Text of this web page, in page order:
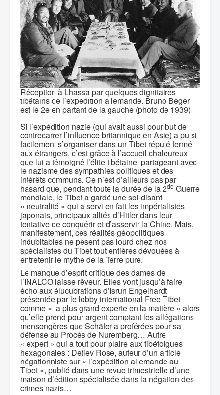
Réception à Lhassa par quelques dignitaires
tibétains de l’expédition allemande. Bruno Beger
est le 2e en partant de la gauche (photo de 1939)
Si l’expédition nazie (qui avait aussi pour but de
contrecarrer l’influence britannique en Asie) a pu si
facilement s’organiser dans un Tibet réputé fermé
aux étrangers, c’est grâce à l’accueil chaleureux
que lui a témoigné l’élite tibétaine, partageant avec
le nazisme des sympathies politiques et des
intérêts communs. Ce n’est d’ailleurs pas par
hasard que, pendant toute la durée de la 2de Guerre
mondiale, le Tibet a gardé une soi-disant
« neutralité » qui a servi en fait les impérialistes
japonais, principaux alliés d’Hitler dans leur
tentative de conquérir et d’asservir la Chine. Mais,
manifestement, ces réalités géopolitiques
indubitables ne pèsent pas lourd chez nos
spécialistes du Tibet tout entières dévouées à
entretenir le mythe de la Terre pure.
Le manque d’esprit critique des dames de
l’INALCO laisse rêveur. Elles vont jusqu’à faire
écho aux élucubrations d’Isrun Engelhardt
présentée par le lobby international Free Tibet
comme « la plus grand experte en la matière » alors
qu’elle prend pour argent comptant les allégations
mensongères que Schäfer a proférées pour sa
défense au Procès de Nuremberg… Autre
« expert » qui a tout pour plaire aux tibétolgues
hexagonales : Detlev Rose, auteur d’un article
négationniste sur « l’expédition allemande au
Tibet », publié dans une revue trimestrielle d’une
maison d’édition spécialisée dans la négation des
crimes nazis…